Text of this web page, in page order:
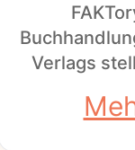
Verlags